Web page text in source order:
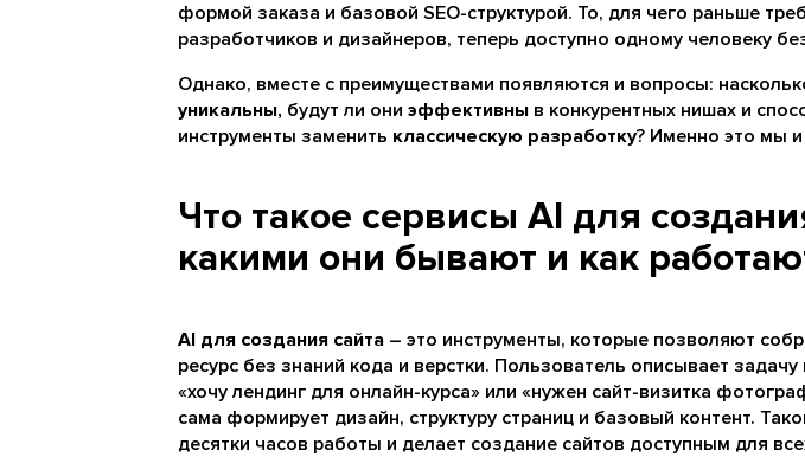
формой заказа и базовой SEO-структурой. То, для чего раньше
разработчиков и дизайнеров, теперь доступно одному человеку
Однако, вместе с преимуществами появляются и вопросы:
уникальны, будут ли они эффективны в конкурентных нишах и
инструменты заменить классическую разработку? Именно это мы
Что такое сервисы AI для
какими они бывают и как
AI для создания сайта – это инструменты, которые позволяют
ресурс без знаний кода и верстки. Пользователь описывает
«хочу лендинг для онлайн-курса» или «нужен сайт-визитка
сама формирует дизайн, структуру страниц и базовый контент.
десятки часов работы и делает создание сайтов доступным для